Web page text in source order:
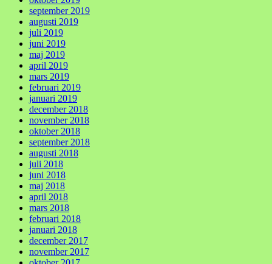
september 2019
augusti 2019
juli 2019
juni 2019
maj 2019
april 2019
mars 2019
februari 2019
januari 2019
december 2018
november 2018
oktober 2018
september 2018
augusti 2018
juli 2018
juni 2018
maj 2018
april 2018
mars 2018
februari 2018
januari 2018
december 2017
november 2017